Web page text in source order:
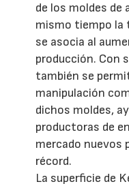
de los moldes de
mismo tiempo la
se asocia al
producción. Con
también se
manipulación
dichos moldes,
productoras de
mercado nuevos
récord.
La superficie de